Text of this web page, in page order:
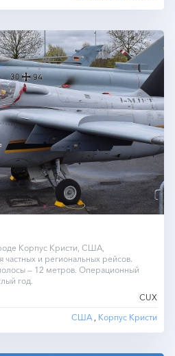
Корпус Кристи, США,
частных и региональных рейсов.
— 12 метров. Операционный
год.
CUX
США , Корпус Кристи